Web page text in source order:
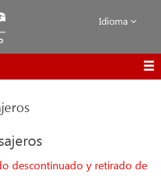
Idioma
descontinuado y retirado de